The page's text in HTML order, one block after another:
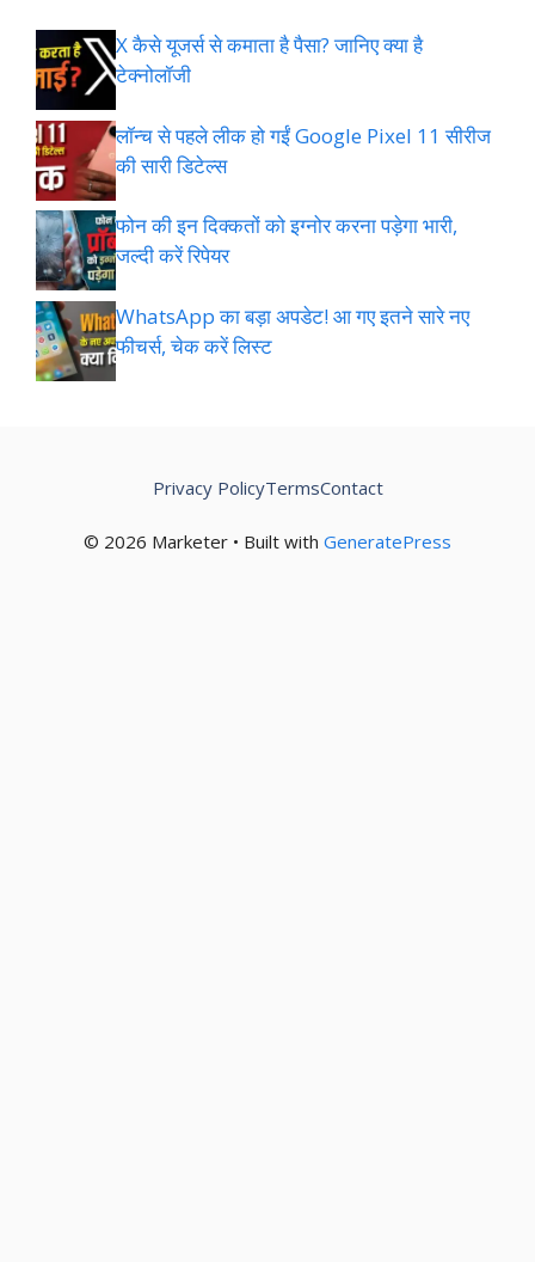
X कैसे यूजर्स से कमाता है पैसा? जानिए क्या है
टेक्नोलॉजी
लॉन्च से पहले लीक हो गईं Google Pixel 11 सीरीज
की सारी डिटेल्स
फोन की इन दिक्कतों को इग्नोर करना पड़ेगा भारी,
जल्दी करें रिपेयर
WhatsApp का बड़ा अपडेट! आ गए इतने सारे नए
फीचर्स, चेक करें लिस्ट
© 2026 Marketer • Built with GeneratePress
Privacy PolicyTermsContact